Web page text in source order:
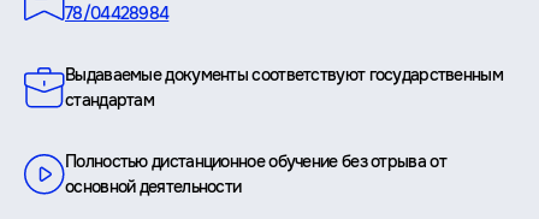
78/04428984
Выдаваемые документы соответствуют государственным
стандартам
Полностью дистанционное обучение без отрыва от
основной деятельности